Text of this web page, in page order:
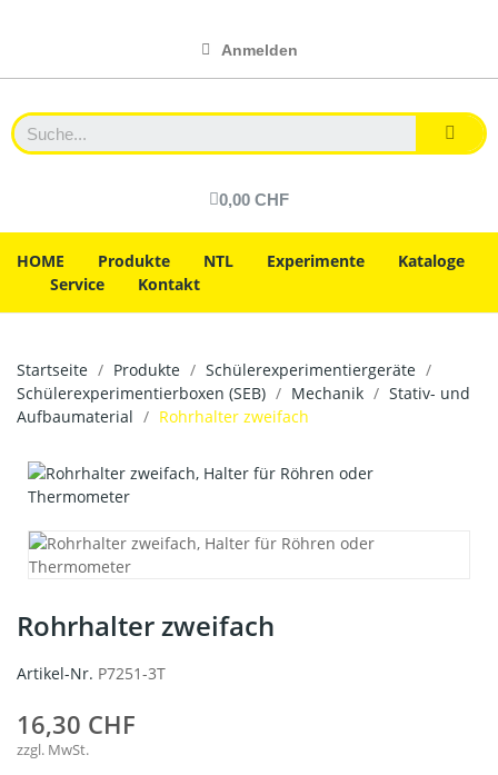
Anmelden
0,00 CHF
HOME Produkte NTL Experimente
Kataloge
Service
Kontakt
Startseite Produkte
Schülerexperimentiergeräte
Schülerexperimentierboxen (SEB)
Mechanik
Stativ- und
Aufbaumaterial
Rohrhalter zweifach
Rohrhalter zweifach
Artikel-Nr. P7251-3T
16,30 CHF
zzgl. MwSt.